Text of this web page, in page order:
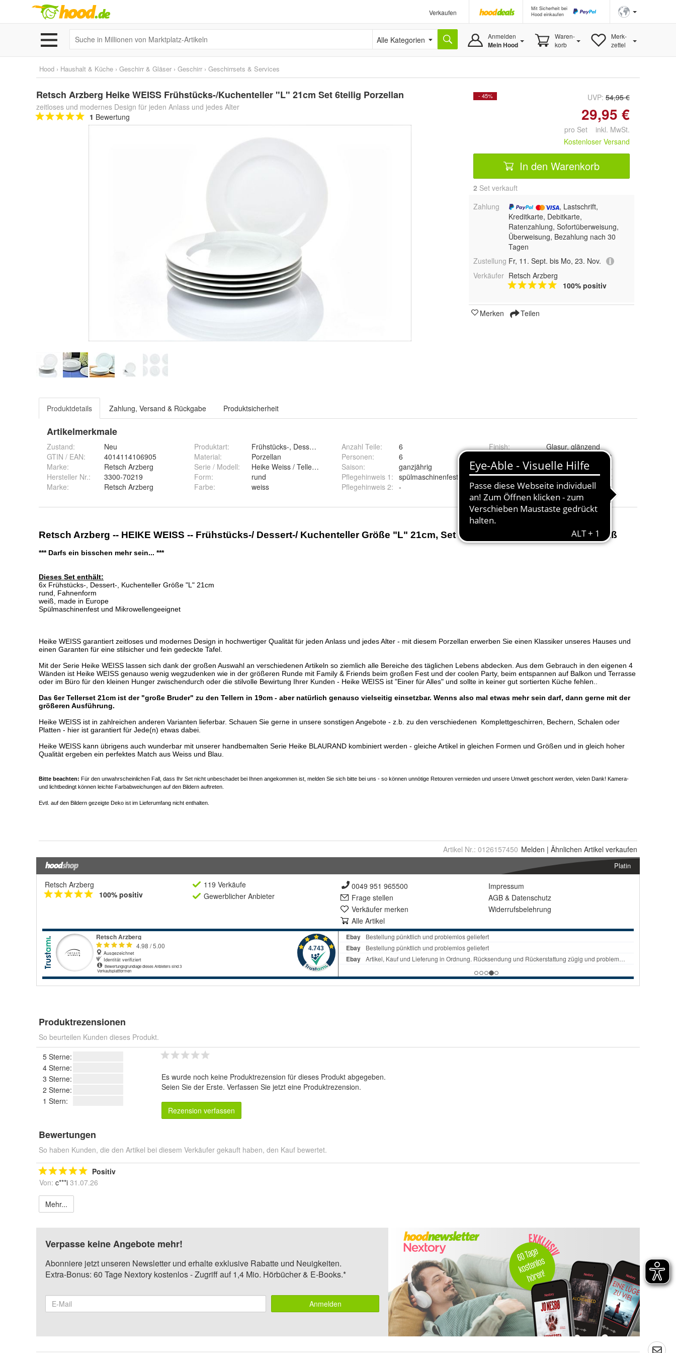
Verkaufen
Mit Sicherheit bei
Hood einkaufen
Alle Kategorien Anmelden
Mein Hood
Waren-
korb
Merk-
zettel
Hood › Haushalt & Küche › Geschirr & Gläser › Geschirr › Geschirrsets & Services
Retsch Arzberg Heike WEISS Frühstücks-/Kuchenteller "L" 21cm Set 6teilig Porzellan
zeitloses und modernes Design für jeden Anlass und jedes Alter
1 Bewertung
- 45% UVP: 54,95 €
29,95 €
pro Set inkl. MwSt.
Kostenloser Versand
In den Warenkorb
2 Set verkauft
Zahlung
, Lastschrift,
Kreditkarte, Debitkarte,
Ratenzahlung, Sofortüberweisung,
Überweisung, Bezahlung nach 30
Tagen
Zustellung Fr, 11. Sept. bis Mo, 23. Nov.
Verkäufer Retsch Arzberg
100% positiv
Merken Teilen
Produktdetails Zahlung, Versand & Rückgabe Produktsicherheit
Artikelmerkmale
Zustand:
Neu
GTIN / EAN:
4014114106905
Marke:
Retsch Arzberg
Hersteller Nr.:
3300-70219
Marke: Retsch Arzberg
Produktart:
Frühstücks-, Dessert- Kuchenteller
Material:
Porzellan
Serie / Modell:
Heike Weiss / Teller 21cm
Form:
rund
Farbe: weiss
Anzahl Teile:
6
Personen:
6
Saison:
ganzjährig
Pflegehinweis 1 : spülmaschinenfest
Pflegehinweis 2: -
Finish:
Glasur, glänzend
mikrowellengeeignet
Eigenschaften 2: Backofengeeignet bis ca. 220 Grad
Eigenschaften 3: lebensmittelgeeignet
Artikel Nr.: 0126157450 Melden | Ähnlichen Artikel verkaufen
Platin
Retsch Arzberg
100% positiv
119 Verkäufe
Gewerblicher Anbieter
0049 951 965500
Frage stellen
Verkäufer merken
Alle Artikel
Impressum
AGB & Datenschutz
Widerrufsbelehrung
Produktrezensionen
So beurteilen Kunden dieses Produkt.
5 Sterne:
4 Sterne:
3 Sterne:
2 Sterne:
1 Stern:
Es wurde noch keine Produktrezension für dieses Produkt abgegeben.
Seien Sie der Erste. Verfassen Sie jetzt eine Produktrezension.
Rezension verfassen
Bewertungen
So haben Kunden, die den Artikel bei diesem Verkäufer gekauft haben, den Kauf bewertet.
Positiv
Von: c***i 31.07.26
Mehr...
Verpasse keine Angebote mehr!
Abonniere jetzt unseren Newsletter und erhalte exklusive Rabatte und Neuigkeiten.
Extra-Bonus: 60 Tage Nextory kostenlos - Zugriff auf 1,4 Mio. Hörbücher & E-Books.*
Anmelden